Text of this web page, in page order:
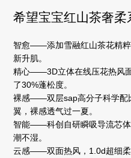
希望宝宝红山茶奢柔
智愈——添加雪融红山茶花精
新升肌。
精心——3D立体在线压花热风
了30%蓬松度。
裸感——双层sap高分子科学配
翼，裸感透气过一夏。
智能——科创自研瞬吸导流芯
潮不湿。
云感——双面热风，1.0d超细